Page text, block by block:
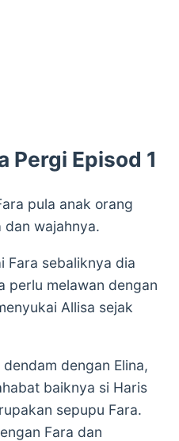
Pergi Episod 1
pula anak orang
wajahnya.
Fara sebaliknya dia
perlu melawan dengan
Allisa sejak
dengan Elina,
baiknya si Haris
sepupu Fara.
Fara dan